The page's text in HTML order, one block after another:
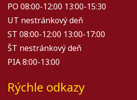
PO 08:00-12:00 13:00-15:30
UT nestránkový deň
ST 08:00-12:00 13:00-17:00
ŠT nestránkový deň
PIA 8:00-13:00
Rýchle odkazy